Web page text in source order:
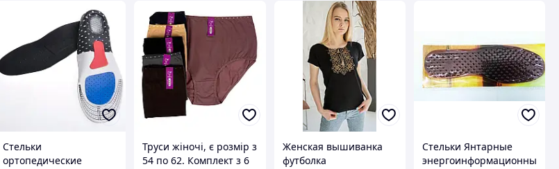
Стельки
ортопедические
Труси жіночі, є розмір з
54 по 62. Комплект з 6
Женская вышиванка
футболка
Стельки Янтарные
энергоинформационны